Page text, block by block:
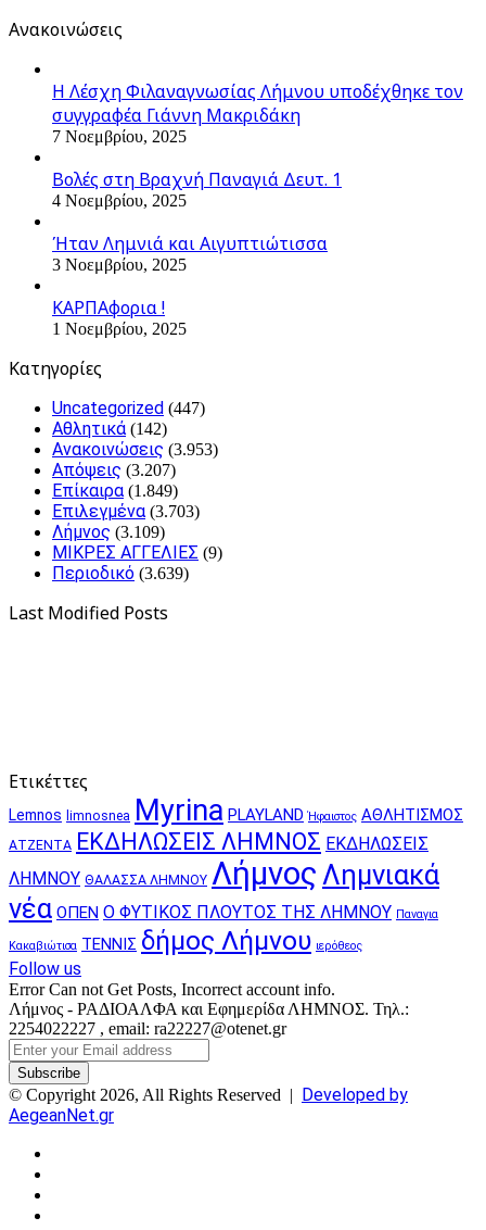
Ανακοινώσεις
Η Λέσχη Φιλαναγνωσίας Λήμνου υποδέχθηκε τον
συγγραφέα Γιάννη Μακριδάκη
7 Νοεμβρίου, 2025
Βολές στη Βραχνή Παναγιά Δευτ. 1
4 Νοεμβρίου, 2025
Ήταν Λημνιά και Αιγυπτιώτισσα
3 Νοεμβρίου, 2025
ΚΑΡΠΑφορια !
1 Νοεμβρίου, 2025
Kατηγορίες
Uncategorized (447)
Αθλητικά (142)
Ανακοινώσεις (3.953)
Απόψεις (3.207)
Επίκαιρα (1.849)
Επιλεγμένα (3.703)
Λήμνος (3.109)
ΜΙΚΡΕΣ ΑΓΓΕΛΙΕΣ (9)
Περιοδικό (3.639)
Last Modified Posts
Ετικέττες
Lemnos limnosnea Myrina PLAYLAND Ήφαιστος ΑΘΛΗΤΙΣΜΟΣ
ΑΤΖΕΝΤΑ ΕΚΔΗΛΩΣΕΙΣ ΛΗΜΝΟΣ ΕΚΔΗΛΩΣΕΙΣ
ΛΗΜΝΟΥ ΘΑΛΑΣΣΑ ΛΗΜΝΟΥ Λήμνος Λημνιακά
νέα ΟΠΕΝ Ο ΦΥΤΙΚΟΣ ΠΛΟΥΤΟΣ ΤΗΣ ΛΗΜΝΟΥ Παναγια
Κακαβιώτισα ΤΕΝΝΙΣ δήμος Λήμνου ιερόθεος
Follow us
Error Can not Get Posts, Incorrect account info.
Λήμνος - ΡΑΔΙΟΑΛΦΑ και Εφημερίδα ΛΗΜΝΟΣ. Τηλ.:
2254022227 , email: ra22227@otenet.gr
Enter
your
Email
address
© Copyright 2026, All Rights Reserved | Developed by
AegeanNet.gr